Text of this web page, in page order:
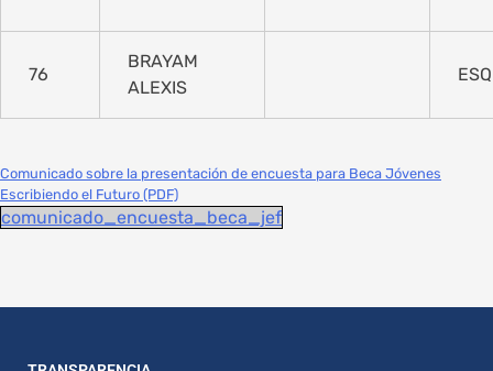
76
BRAYAM
ALEXIS
Comunicado sobre la presentación de encuesta para Beca Jóvenes
Escribiendo el Futuro (PDF)
comunicado_encuesta_beca_jef